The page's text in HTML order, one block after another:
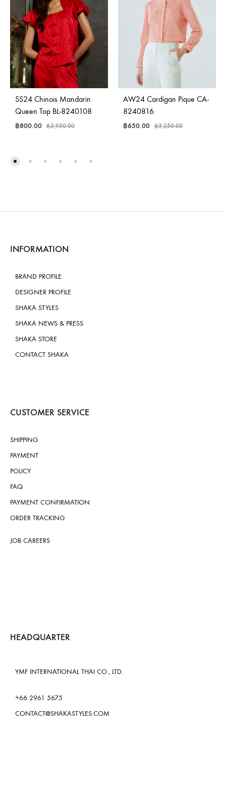
SS24 Chinois Mandarin
Queen Top BL-8240108
฿800.00 ฿3,950.00
AW24 Cardigan Pique CA-
8240816
฿650.00 ฿3,250.00
INFORMATION
BRAND PROFILE
DESIGNER PROFILE
SHAKA STYLES
SHAKA NEWS & PRESS
SHAKA STORE
CONTACT SHAKA
CUSTOMER SERVICE
SHIPPING
PAYMENT
POLICY
FAQ
PAYMENT CONFIRMATION
ORDER TRACKING
JOB CAREERS
HEADQUARTER
YMF INTERNATIONAL THAI CO., LTD.
+66 2961 5675
CONTACT@SHAKASTYLES.COM